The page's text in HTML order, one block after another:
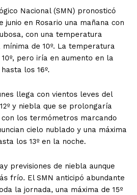
Nacional (SMN) pronosticó
junio en Rosario una mañana con
con una temperatura
mínima de 10º. La temperatura
pero iría en aumento en la
los 16º.
llega con vientos leves del
y niebla que se prolongaría
los termómetros marcando
cielo nublado y una máxima
los 13º en la noche.
previsiones de niebla aunque
frío. El SMN anticipó abundante
la jornada, una máxima de 15º